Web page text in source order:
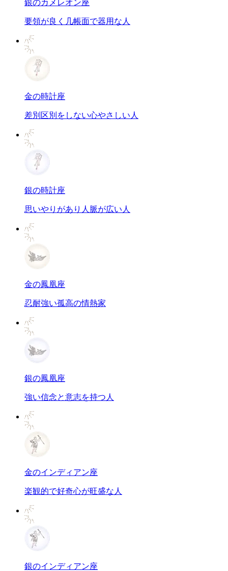
銀のカメレオン座
要領が良く几帳面で器用な人
金の時計座
差別区別をしない心やさしい人
銀の時計座
思いやりがあり人脈が広い人
金の鳳凰座
忍耐強い孤高の情熱家
銀の鳳凰座
強い信念と意志を持つ人
金のインディアン座
楽観的で好奇心が旺盛な人
銀のインディアン座